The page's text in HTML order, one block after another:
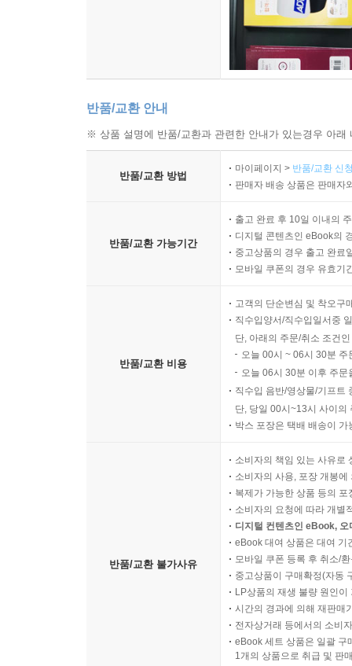
반품/교환 안내
※ 상품 설명에 반품/교환과 관련한 안내가 있는경우 아
반품/교환 방법
마이페이지 > 반품/교환 신
판매자 배송 상품은 판매자
반품/교환 가능기간
출고 완료 후 10일 이내의
디지털 콘텐츠인 eBook의
중고상품의 경우 출고 완료
모바일 쿠폰의 경우 유효기
반품/교환 비용
고객의 단순변심 및 착오구
직수입양서/직수입일서중
단, 아래의 주문/취소 조건
오늘 00시 ~ 06시 30분
오늘 06시 30분 이후 주
직수입 음반/영상물/기프트
단, 당일 00시~13시 사이의
박스 포장은 택배 배송이
반품/교환 불가사유
소비자의 책임 있는 사유로
소비자의 사용, 포장 개봉
복제가 가능한 상품 등의
소비자의 요청에 따라 개별
디지털 컨텐츠인 eBook,
eBook 대여 상품은 대여 기
모바일 쿠폰 등록 후 취소/
중고상품이 구매확정(자동
LP상품의 재생 불량 원인
시간의 경과에 의해 재판매
전자상거래 등에서의 소비
eBook 세트 상품은 일괄 구
1개의 상품으로 취급 및 판